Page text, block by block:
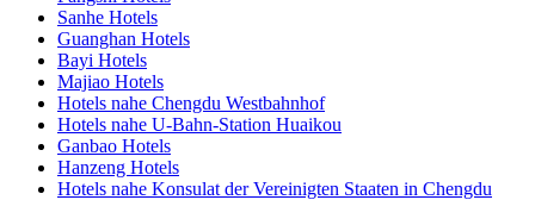
Sanhe Hotels
Guanghan Hotels
Bayi Hotels
Majiao Hotels
Hotels nahe Chengdu Westbahnhof
Hotels nahe U-Bahn-Station Huaikou
Ganbao Hotels
Hanzeng Hotels
Hotels nahe Konsulat der Vereinigten Staaten in Chengdu